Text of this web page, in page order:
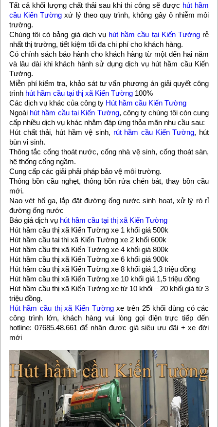
Tất cả khối lượng chất thải sau khi thi công sẽ được hút hầm
cầu Kiến Tườngxử lý theo quy trình, không gây ô nhiễm môi
trường.
Chúng tôi có bảng giá dịch vụ hút hầm cầu tại Kiến Tường rẻ
nhất thị trường, tiết kiệm tối đa chi phí cho khách hàng.
Có chính sách bảo hành cho khách hàng từ một đến hai năm
và lâu dài khi khách hành sử dụng dịch vụ hút hầm cầu Kiến
Tường.
Miễn phí kiểm tra, khảo sát tư vấn phương án giải quyết công
trình hút hầm cầu tại thị xã Kiến Tường100%
Các dịch vụ khác của công ty Hút hầm cầu Kiến Tường
Ngoài hút hầm cầu tại Kiến Tường, công ty chúng tôi còn cung
cấp nhiều dịch vụ khác nhằm đáp ứng thỏa mãn nhu cầu sau:
Hút chất thải, hút hầm vệ sinh, rút hầm cầu Kiến Tường, hút
bùn vi sinh.
Thông tắc cống thoát nước, cống nhà vệ sinh, cống thoát sàn,
hệ thống cống ngầm.
Cung cấp các giải phải pháp bảo vệ môi trường.
Thông bồn cầu nghẹt, thông bồn rửa chén bát, thay bồn cầu
mới.
Nạo vét hố ga, lắp đặt đường ống nước sinh hoạt, xử lý rò rỉ
đường ống nước
Báo giá dịch vụ hút hầm cầu tại thị xã Kiến Tường
Hút hầm cầu thị xã Kiến Tường xe 1 khối giá 500k
Hút hầm cầu tại thị xã Kiến Tường xe 2 khối 600k
Hút hầm cầu thị xã Kiến Tường xe 4 khối giá 800k
Hút hầm cầu thị xã Kiến Tường xe 6 khối giá 900k
Hút hầm cầu thị xã Kiến Tường xe 8 khối giá 1,3 triệu đồng
Hút hầm cầu thị xã Kiến Tường xe 10 khối giá 1,5 triệu đồng
Hút hầm cầu thị xã Kiến Tường xe từ 10 khối – 20 khối giá từ 3
triệu đồng.
Hút hầm cầu thị xã Kiến Tườngxe trên 25 khối dùng có các
công trình lớn, khách hàng vui lòng gọi điện trực tiếp đến
hotline: 07685.48.661 để nhận được giá siêu ưu đãi + xe đời
mới